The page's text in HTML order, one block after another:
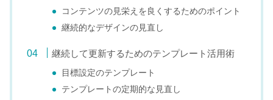
コンテンツの見栄えを良くするためのポイント
継続的なデザインの見直し
継続して更新するためのテンプレート活用術
目標設定のテンプレート
テンプレートの定期的な見直し